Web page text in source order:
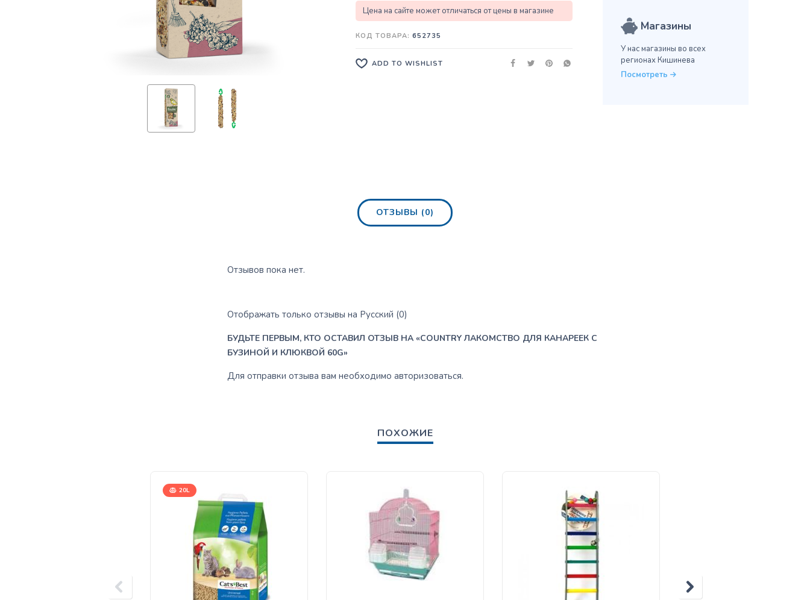
Цена на сайте может отличаться от цены в магазине
КОД ТОВАРА: 652735
ADD TO WISHLIST
Магазины
У нас магазины во всех
регионах Кишинева
Посмотреть
ОТЗЫВЫ (0)
Отзывов пока нет.
Отображать только отзывы на Русский (0)
БУДЬТЕ ПЕРВЫМ, КТО ОСТАВИЛ ОТЗЫВ НА «COUNTRY ЛАКОМСТВО ДЛЯ КАНАРЕЕК С
БУЗИНОЙ И КЛЮКВОЙ 60G»
Для отправки отзыва вам необходимо авторизоваться.
ПОХОЖИЕ
20L